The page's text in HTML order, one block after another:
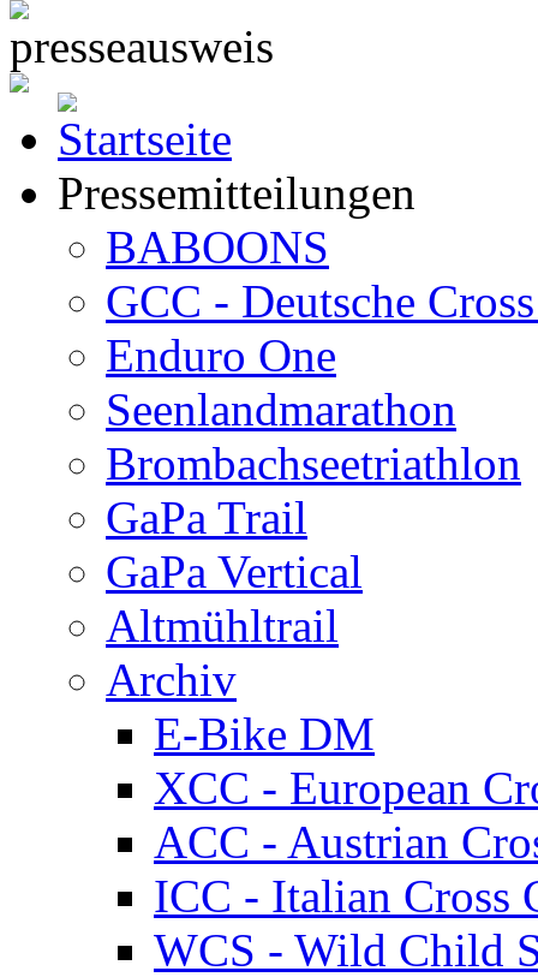
Pressemitteilungen
BABOONS
GCC - Deutsche
Enduro One
Seenlandmarathon
Brombachseetriathlon
GaPa Trail
GaPa Vertical
Altmühltrail
Archiv
E-Bike DM
XCC - European
ACC - Austrian
ICC - Italian Cross
WCS - Wild Child